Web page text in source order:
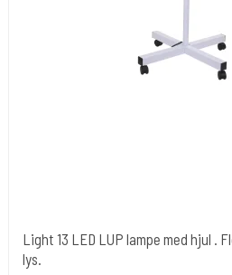
Light 13 LED LUP lampe med hjul .
lys.